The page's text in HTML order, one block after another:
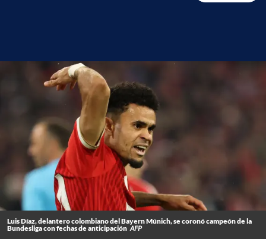
Luis Díaz, delantero colombiano del Bayern Múnich, se coronó campeón de la
Bundesliga con fechas de anticipación AFP